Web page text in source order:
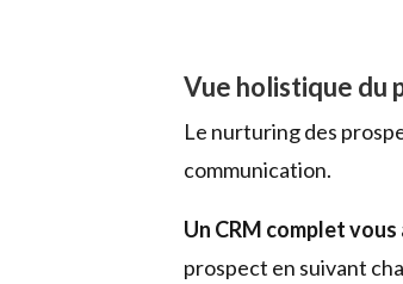
Vue holistique du
Le nurturing des
communication.
Un CRM complet
prospect en suivant